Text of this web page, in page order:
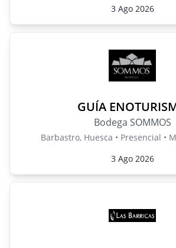
3 Ago 2026
GUÍA
Bodega SOMMOS
Barbastro, Huesca • Presencial •
3 Ago 2026